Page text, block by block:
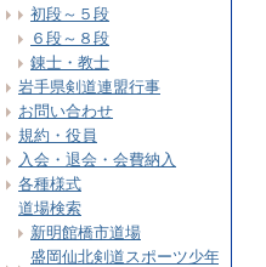
初段～５段
６段～８段
錬士・教士
岩手県剣道連盟行事
お問い合わせ
規約・役員
入会・退会・会費納入
各種様式
道場検索
新明館橋市道場
盛岡仙北剣道スポーツ少年